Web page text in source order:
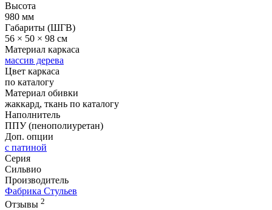
Высота
980 мм
Габариты (ШГВ)
56 × 50 × 98 см
Материал каркаса
массив дерева
Цвет каркаса
по каталогу
Материал обивки
жаккард, ткань по каталогу
Наполнитель
ППУ (пенополиуретан)
Доп. опции
с патиной
Серия
Сильвио
Производитель
Фабрика Стульев
Отзывы 2